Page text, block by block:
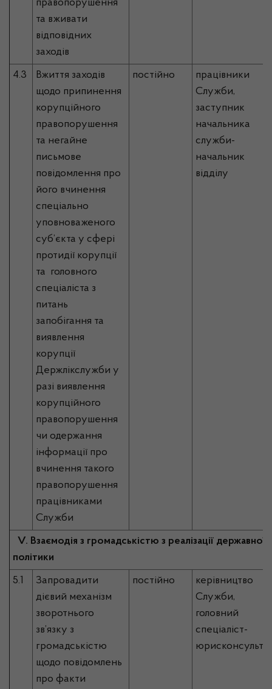
правопорушення
та вживати
відповідних
заходів
4.3
Вжиття заходів
щодо припинення
корупційного
правопорушення
та негайне
письмове
повідомлення про
його вчинення
спеціально
уповноваженого
суб’єкта у сфері
протидії корупції
та головного
спеціаліста з
питань
запобігання та
виявлення
корупції
Держлікслужби у
разі виявлення
корупційного
правопорушення
чи одержання
інформації про
вчинення такого
правопорушення
працівниками
Служби
постійно
працівники
Служби,
заступник
начальника
служби-
начальник
відділу
V. Взаємодія з громадськістю з реалізації державної
політики
5.1
Запровадити
дієвий механізм
зворотнього
зв’язку з
громадськістю
щодо повідомлень
про факти
постійно
керівництво
Служби,
головний
спеціаліст-
юрисконсульт